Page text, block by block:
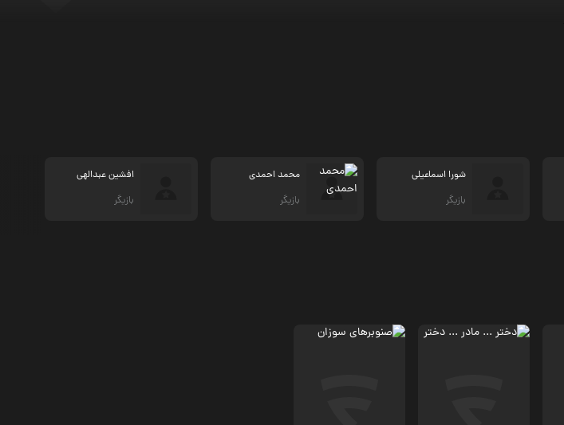
شورا اسماعیلی
بازیگر
محمد احمدی
بازیگر
افشین عبدالهی
بازیگر